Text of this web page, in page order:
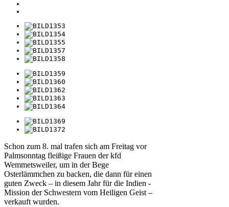
Schon zum 8. mal trafen sich am Freitag vor
Palmsonntag fleißige Frauen der kfd
Wemmetsweiler, um in der Bege
Osterlämmchen zu backen, die dann für einen
guten Zweck – in diesem Jahr für die Indien -
Mission der Schwestern vom Heiligen Geist –
verkauft wurden.